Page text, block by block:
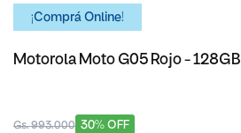
¡Comprá Online!
Motorola Moto G05 Rojo - 128GB
30% OFF
Gs. 993.000